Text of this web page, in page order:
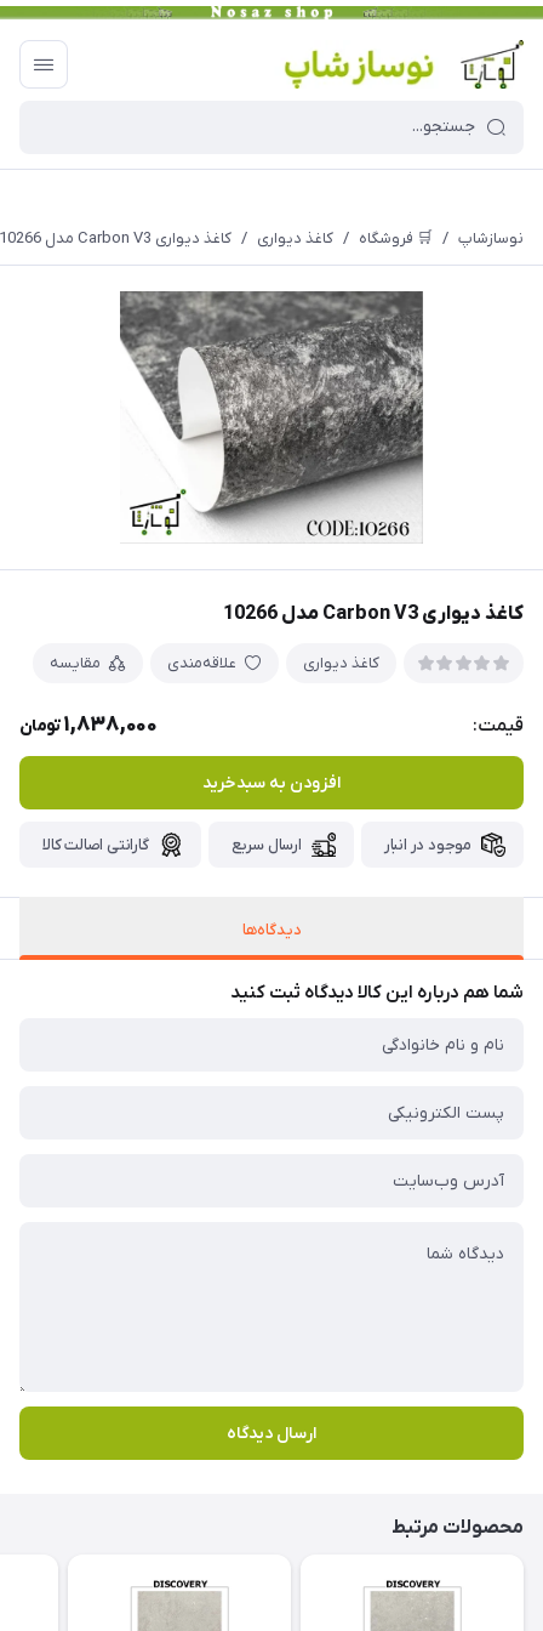
نوسازشاپ / 🛒 فروشگاه / کاغذ دیواری / کاغذ دیواری Carbon V3 مدل 10266
کاغذ دیواری Carbon V3 مدل 10266
کاغذ دیواری علاقه‌مندی مقایسه
قیمت: 1,838,000تومان
افزودن به سبدخرید
موجود در انبار ارسال سریع گارانتی اصالت کالا
دیدگاه‌ها
شما هم درباره این کالا دیدگاه ثبت کنید
ارسال دیدگاه
محصولات مرتبط